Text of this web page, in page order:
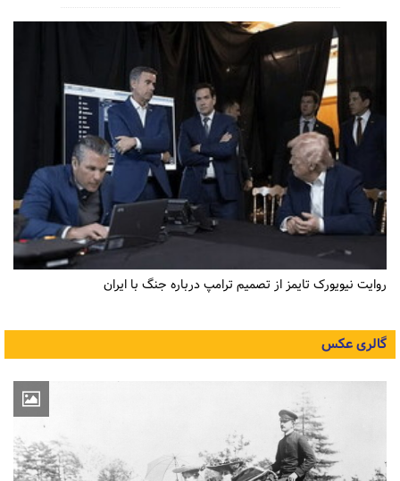
روایت نیویورک تایمز از تصمیم ترامپ درباره جنگ با ایران
گالری عکس